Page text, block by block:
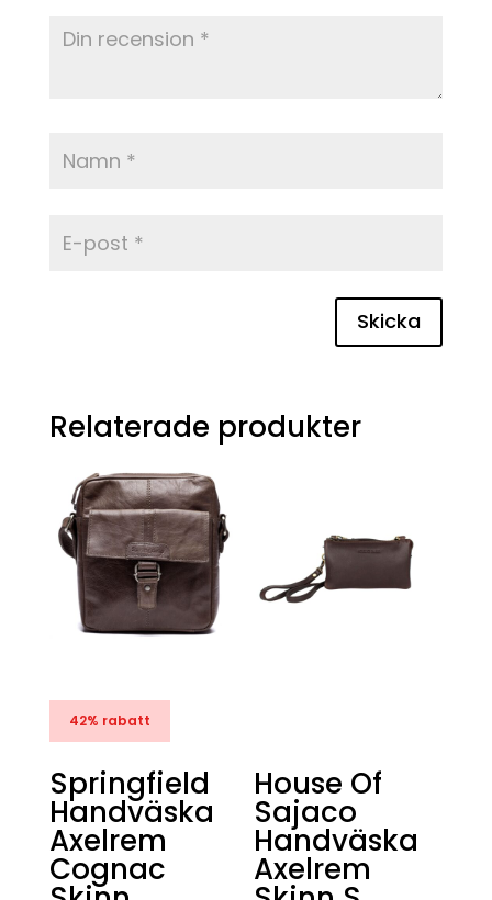
Skicka
Relaterade produkter
42% rabatt
Springfield
Handväska
Axelrem
Cognac
House Of
Sajaco
Handväska
Axelrem